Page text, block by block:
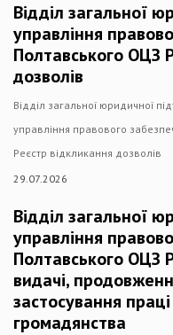
Відділ загальної
управління
Полтавського ОЦЗ
дозволів
Відділ загальної юридичної
управління правового
Реєстр відкликання дозволів
29.07.2026
Відділ загальної
управління
Полтавського ОЦЗ
видачі,
застосування
громадянства